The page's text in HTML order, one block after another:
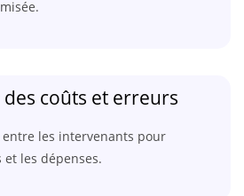
des coûts et erreurs
les intervenants pour
les dépenses.